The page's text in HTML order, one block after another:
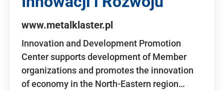
www.metalklaster.pl
Innovation and Development Promotion
Center supports development of Member
organizations and promotes the innovation
of economy in the North-Eastern region…